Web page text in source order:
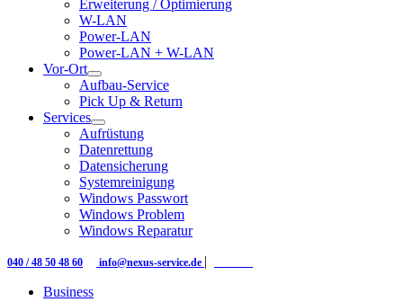
Erweiterung / Optimierung
W-LAN
Power-LAN
Power-LAN + W-LAN
Vor-Ort
Aufbau-Service
Pick Up & Return
Services
Aufrüstung
Datenrettung
Datensicherung
Systemreinigung
Windows Passwort
Windows Problem
Windows Reparatur
040 / 48 50 48 60 info@nexus-service.de |
Business